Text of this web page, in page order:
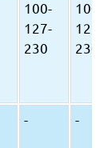
100-
127-
230
100-
127-
230
- -